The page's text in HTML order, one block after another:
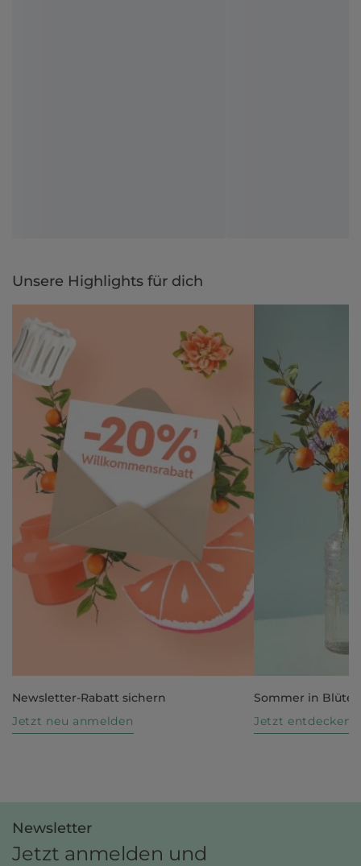
Unsere Highlights für dich
Newsletter-Rabatt sichern
Jetzt neu anmelden
Sommer in Blüte
Jetzt entdecken
Newsletter
Jetzt anmelden und